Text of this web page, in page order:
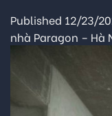
Published 12/23/
nhà Paragon – Hà